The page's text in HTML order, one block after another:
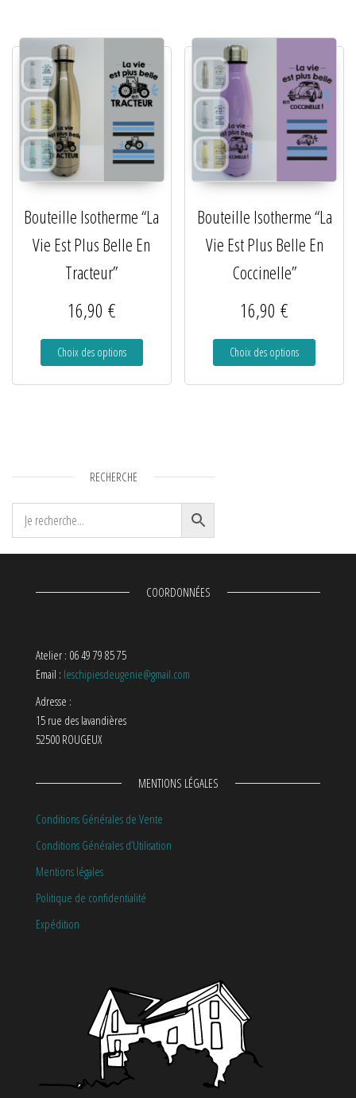
Bouteille Isotherme “La
Vie Est Plus Belle En
Tracteur”
16,90 €
Choix des options
Bouteille Isotherme “La
Vie Est Plus Belle En
Coccinelle”
16,90€
Choix des options
RECHERCHE
COORDONNÉES
Atelier : 06 49 79 85 75
Email : leschipiesdeugenie@gmail.com
Adresse :
15 rue des lavandières
52500 ROUGEUX
MENTIONS LÉGALES
Conditions Générales de Vente
Conditions Générales d’Utilisation
Mentions légales
Politique de confidentialité
Expédition